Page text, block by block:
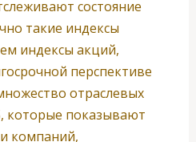
состояние
такие индексы
индексы акций,
перспективе
отраслевых
показывают
компаний,